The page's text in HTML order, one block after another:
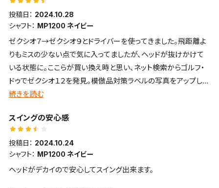
■方向性・コントロール性
掴まりがよいためか若干左へ飛びやすい
■構えやすさ・見た目・デザインについて
いかにも掴まりやすそうな顔をしており、フェードヒッターの自分
には少し構えにくい
■打感・打音など
カキーンと気持ちの良い打感・打音 好みは別れるかもしれませ
ん
さ
投稿日： 2024.10.28
シャフト： MP1200 ネイビー
ゼクシオ７→ゼクシオ９とドライバーを使ってきました。飛距離よ
りもミスの少ない点で気に入ってましたが、ヘッドが抜けかけて
いる状態に。ここらが買い換え時と思い、ネット検索からゴルフ・
ドゥでゼクシオ１２を発見。模倣品対策ラベルの写真をアップして
戴いて購入。
離が伸びた気がします。真芯よりトウ（先）寄りで打つと距離が出
ると同時に打感と打音が良い印象です。
中古ゆえヘッドの一部に塗装剥げがありましたが、車用塗料で補
修。問題はありません。
尚、当該ドライバーはコピー品が多いとのことで、購入後にメーカ
続きを読む
スイングの安心感
投稿日： 2024.10.24
シャフト： MP1200 ネイビー
ヘッドがデカイので安心してスイング出来ます。